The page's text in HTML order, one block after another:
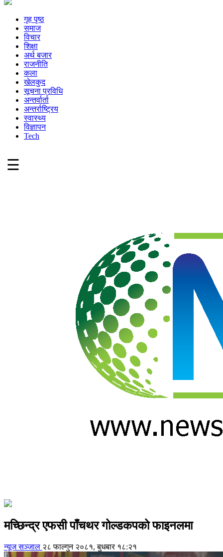
गृह पृष्ठ
समाज
विचार
शिक्षा
अर्थ बजार
राजनीति
कला
खेलकुद
सूचना प्रविधि
अन्तर्वार्ता
अन्तर्राष्ट्रिय
स्वास्थ्य
विज्ञापन
Tech
☰
मच्छिन्द्र एफसी पाँचथर गोल्डकपको फाइनलमा
न्यूज सञ्जाल २८ फाल्गुन २०८१, बुधबार १८:२१